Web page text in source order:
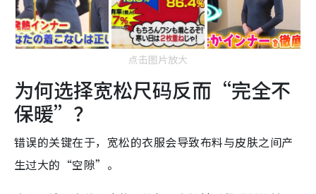
点击图片放大
为何选择宽松尺码反而“完全不
保暖”？
错误的关键在于，宽松的衣服会导致布料与皮肤之间产
生过大的“空隙”。